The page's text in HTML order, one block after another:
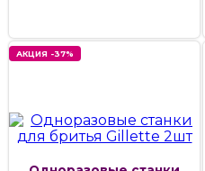
АКЦИЯ -37%